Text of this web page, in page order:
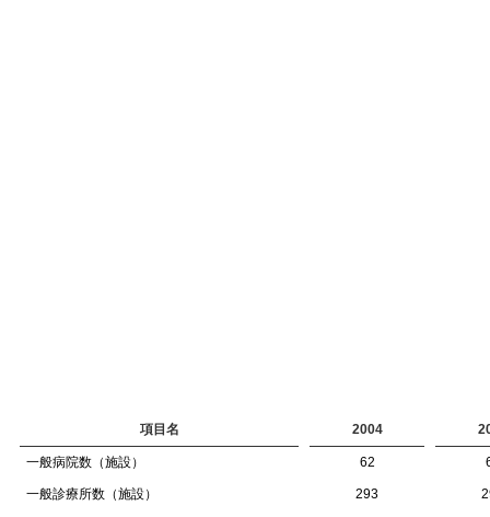
項目名 2004
一般病院数（施設） 62
一般診療所数（施設） 293